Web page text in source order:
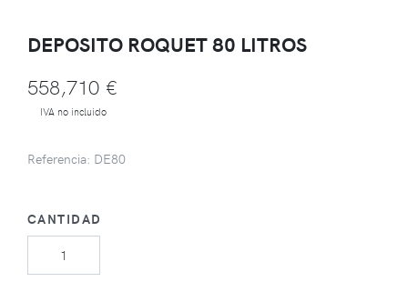
DEPOSITO ROQUET 80 LITROS
558,710 €
IVA no incluido
Referencia: DE80
CANTIDAD